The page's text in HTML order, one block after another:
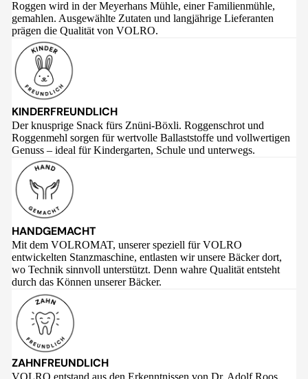
Roggen wird in der Meyerhans Mühle, einer Familienmühle,
gemahlen. Ausgewählte Zutaten und langjährige Lieferanten
prägen die Qualität von VOLRO.
KINDERFREUNDLICH
Der knusprige Snack fürs Znüni-Böxli. Roggenschrot und
Roggenmehl sorgen für wertvolle Ballaststoffe und vollwertigen
Genuss – ideal für Kindergarten, Schule und unterwegs.
HANDGEMACHT
Mit dem VOLROMAT, unserer speziell für VOLRO
entwickelten Stanzmaschine, entlasten wir unsere Bäcker dort,
wo Technik sinnvoll unterstützt. Denn wahre Qualität entsteht
durch das Können unserer Bäcker.
ZAHNFREUNDLICH
VOLRO entstand aus den Erkenntnissen von Dr. Adolf Roos,